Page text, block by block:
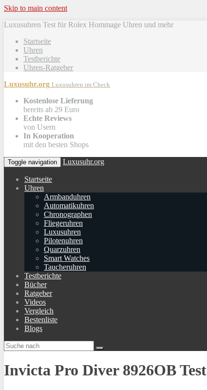
Skip to main content
Luxusuhren Test für Rolex Hommage Uhren und mehr
Startseite
Uhren
Testberichte
Uhren-Ratgeber
Luxusuhr.org Luxusuhren im Check
Kostenlose Lieferung
bereits ab 29 Euro
Echte Reviews
von Usern
In Kooperation
mit den besten Shops
Toggle navigation Luxusuhr.org
Startseite
Uhren
Armbanduhren
Automatikuhren
Chronographen
Fliegeruhren
Luxusuhren
Pilotenuhren
Quarzuhren
Smart Watches
Taucheruhren
Testberichte
Bücher
Ratgeber
Videos
Vergleich
Bestenliste
Blogs
Invicta Pro Diver 8926OB Test